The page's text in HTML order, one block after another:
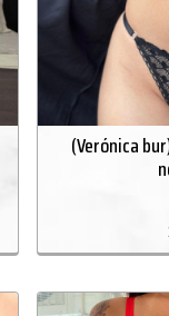
(Verónica